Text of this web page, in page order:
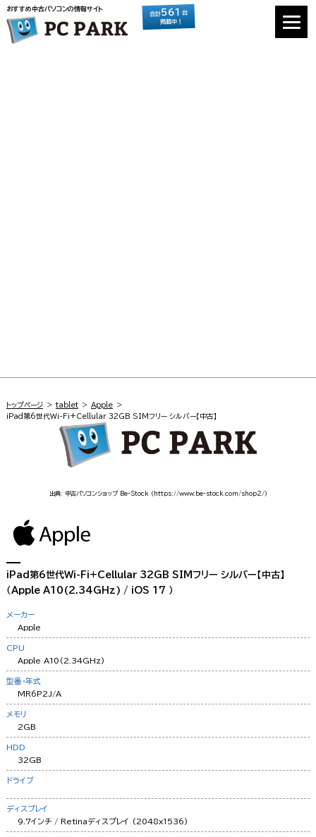
おすすめ中古パソコンの情報サイト
合計561 台
掲載中！
トップページ tablet
Apple
iPad第6世代Wi-Fi+Cellular 32GB SIMフリー シルバー【中古】
出典: 中古パソコンショップ Be-Stock （https://www.be-stock.com/shop2/）
iPad第6世代Wi-Fi+Cellular 32GB SIMフリー シルバー【中古】
（Apple A10(2.34GHz) / iOS 17 ）
メーカー
Apple
CPU
Apple A10(2.34GHz)
型番・年式
MR6P2J/A
メモリ
2GB
HDD
32GB
ドライブ
ディスプレイ
9.7インチ / Retinaディスプレイ (2048x1536)